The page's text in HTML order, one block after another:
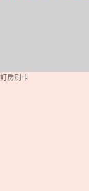
訂房刷卡